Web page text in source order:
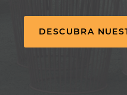
DESCUBRA